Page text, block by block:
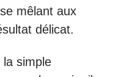
mêlant aux
délicat.
la simple